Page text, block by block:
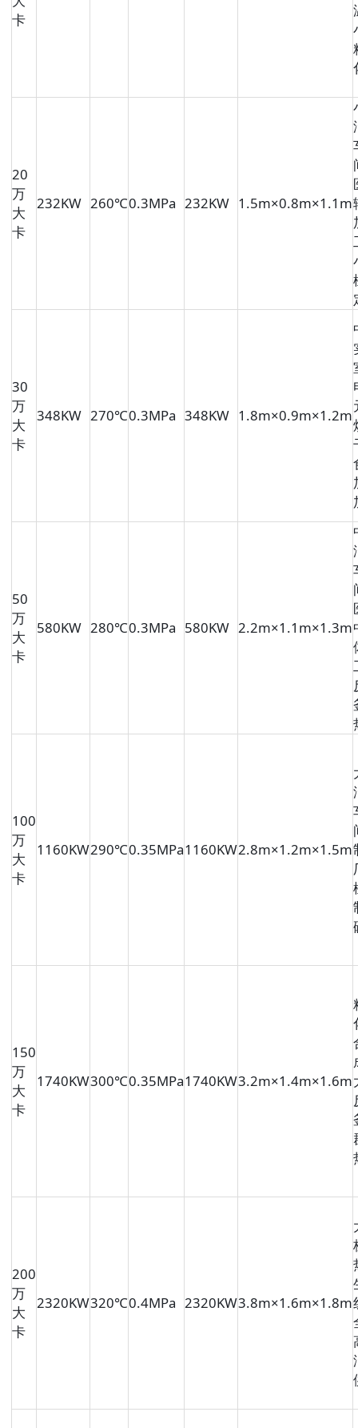
卡
20
万
大
卡
232KW 260℃0.3MPa 232KW 1.5m×0.8m×1.1m
30
万
大
卡
348KW 270℃0.3MPa 348KW 1.8m×0.9m×1.2m
50
万
大
卡
580KW 280℃0.3MPa 580KW 2.2m×1.1m×1.3m
100
万
大
卡
1160KW290℃0.35MPa1160KW2.8m×1.2m×1.5m
150
万
大
卡
1740KW300℃0.35MPa1740KW3.2m×1.4m×1.6m
200
万
大
卡
2320KW320℃0.4MPa 2320KW3.8m×1.6m×1.8m